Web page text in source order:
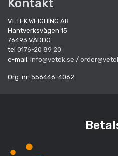
Kontakt
VETEK WEIGHING AB
Hantverksvägen 15
76493 VÄDDÖ
tel 0176-20 89 20
e-mail: info@vetek.se /
Org. nr: 556446-4062